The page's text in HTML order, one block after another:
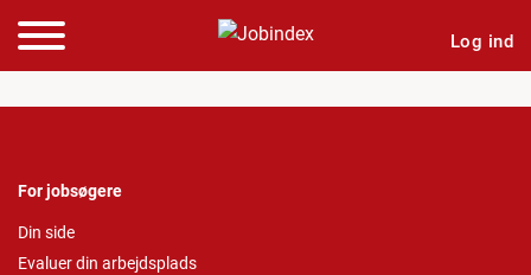
Log ind
For jobsøgere
Din side
Evaluer din arbejdsplads